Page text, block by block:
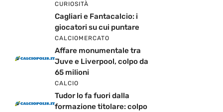
CURIOSITÀ
Cagliari e Fantacalcio: i
giocatori su cui puntare
CALCIOMERCATO
Affare monumentale tra
Juve e Liverpool, colpo da
65 milioni
CALCIO
Tudor lo fa fuori dalla
formazione titolare: colpo